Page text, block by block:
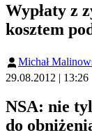
Wypłaty z
kosztem
Michał
29.08.2012 | 13:26
NSA: nie
do